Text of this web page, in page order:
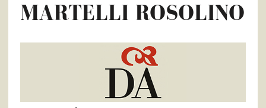
MARTELLI ROSOLINO